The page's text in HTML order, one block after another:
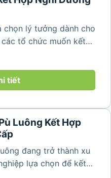
chọn lý tưởng dành cho
tổ chức muốn kết
và tổ chức các hoạt
quan thiên nhiên
tiết
Luông Kết Hợp
đang trở thành xu
lựa chọn để kết